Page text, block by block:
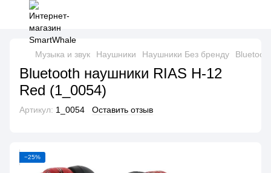
Музыка и звук Наушники Наушники Без бренду
Bluetooth наушники RIAS H-12
Red (1_0054)
Артикул: 1_0054 Оставить отзыв
−25%